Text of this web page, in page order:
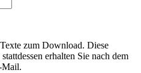
zum Download. Diese
erhalten Sie nach dem
Mail.